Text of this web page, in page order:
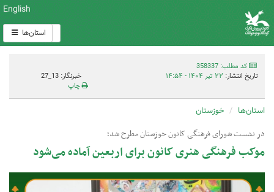
English
استان‌ها
کد مطلب: 358337
تاریخ انتشار: ۲۲ تیر ۱۴۰۴ - ۱۴:۵۴
خبرنگار: 13_27
چاپ
استان‌ها خوزستان
در نشست شورای فرهنگی کانون خوزستان مطرح شد؛
موکب فرهنگی هنری کانون برای اربعین آماده می‌شود